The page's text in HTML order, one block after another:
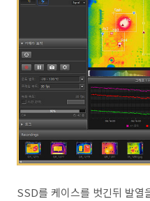
SSD를 케이스를 벗긴뒤 발열